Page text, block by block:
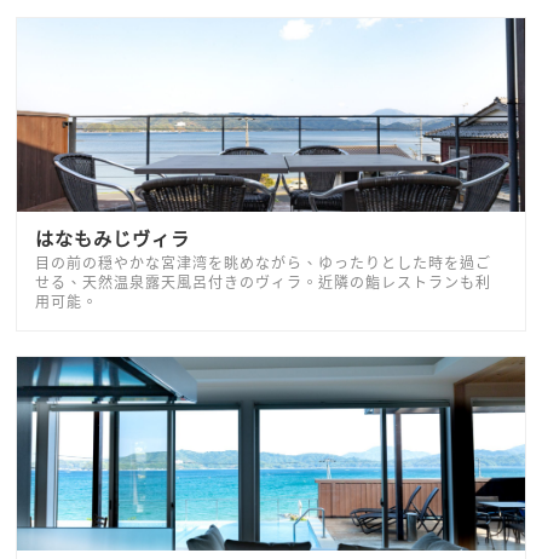
はなもみじヴィラ
目の前の穏やかな宮津湾を眺めながら、ゆったりとした時を過ご
せる、天然温泉露天風呂付きのヴィラ。近隣の鮨レストランも利
用可能。